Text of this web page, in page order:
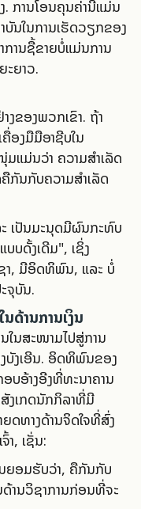
ການໂອນຄຸນຄ່ານີ້ແມ່ນ
ນໃນການເຮັດວຽກຂອງ
ການຊື້ຂາຍບໍ່ແມ່ນການ
ະຍາວ.
ຂອງພວກເຂົາ. ຖ້າ
ອງມືມືອາຊີບໃນ
ແມ່ນວ່າ ຄວາມສຳເລັດ
ກັນກັບຄວາມສຳເລັດ
ເປັນມະນຸດມີຜົນກະທົບ
ບດັ້ງເດີມ", ເຊິ່ງ
ຊາ, ມີອິດທິພົນ, ແລະ ບໍ່
ຈຸບັນ.
ດ້ານການເງິນ
ນສະໜາມໄປສູ່ການ
ບັງເອີນ. ອິດທິພົນຂອງ
ບອ້າງອີງທີ່ທະນາຄານ
ສັງເກດນັກກິລາທີ່ມີ
ດທາງດ້ານຈິດໃຈທີ່ສົ່ງ
າ, ເຊັ່ນ:
ອມຮັບວ່າ, ຄືກັນກັບ
ານວິຊາການກ່ອນທີ່ຈະ